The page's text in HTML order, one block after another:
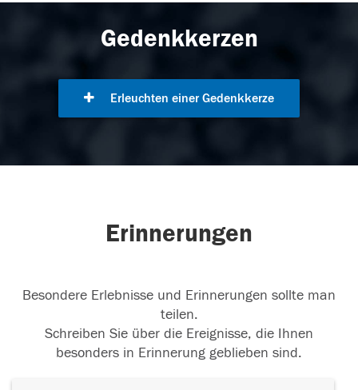
Gedenkkerzen
Erleuchten einer Gedenkkerze
Erinnerungen
Besondere Erlebnisse und Erinnerungen sollte man
teilen.
Schreiben Sie über die Ereignisse, die Ihnen
besonders in Erinnerung geblieben sind.